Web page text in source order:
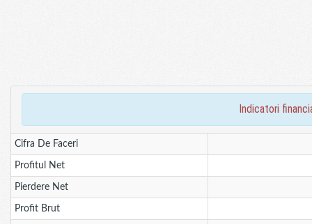
indicatori
Cifra De Faceri
Profitul Net
Pierdere Net
Profit Brut